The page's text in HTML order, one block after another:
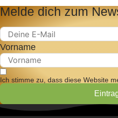
Melde dich zum
Vorname
Ich stimme zu, dass diese Website